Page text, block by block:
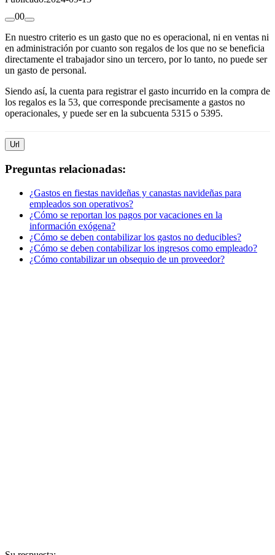
00
En nuestro criterio es un gasto que no es operacional, ni en ventas ni
en administración por cuanto son regalos de los que no se beneficia
directamente el trabajador sino un tercero, por lo tanto, no puede ser
un gasto de personal.
Siendo así, la cuenta para registrar el gasto incurrido en la compra de
los regalos es la 53, que corresponde precisamente a gastos no
operacionales, y puede ser en la subcuenta 5315 o 5395.
Url
Preguntas relacionadas:
¿Gastos en fiestas navideñas y canastas navideñas para
empleados son operativos?
¿Cómo se reportan los pagos por vacaciones en la
información exógena?
¿Cómo se deben contabilizar los gastos no deducibles?
¿Cómo se deben contabilizar los ingresos como empleado?
¿Cómo contabilizar un obsequio de un proveedor?